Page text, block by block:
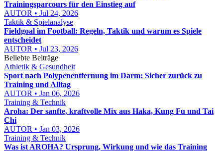
Trainingsparcours für den Einstieg auf
AUTOR • Jul 24, 2026
Taktik & Spielanalyse
Fieldgoal im Football: Regeln, Taktik und warum es Spiele
entscheidet
AUTOR • Jul 23, 2026
Beliebte Beiträge
Athletik & Gesundheit
Sport nach Polypenentfernung im Darm: Sicher zurück zu
Training und Alltag
AUTOR • Jan 06, 2026
Training & Technik
Aroha: Der sanfte, kraftvolle Mix aus Haka, Kung Fu und Tai
Chi
AUTOR • Jan 03, 2026
Training & Technik
Was ist AROHA? Ursprung, Wirkung und wie das Training